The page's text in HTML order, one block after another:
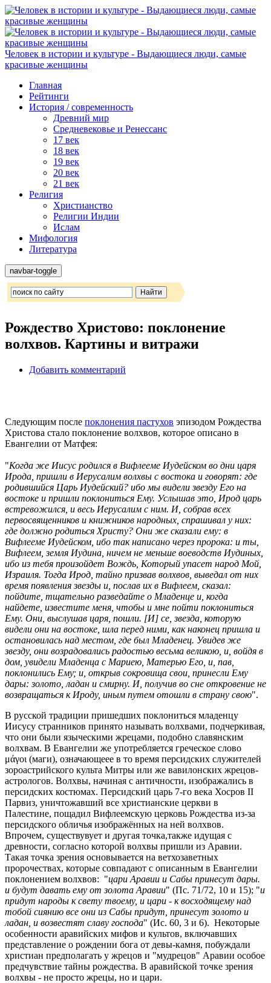
Человек в истории и культуре - Выдающиеся люди, самые
красивые женщины
Главная
Рейтинги
История / современность
Древний мир
Средневековье и Ренессанс
17 век
18 век
19 век
20 век
21 век
Религия
Христианство
Религии Индии
Ислам
Мифология
Литература
navbar-toggle
Рождество Христово: поклонение
волхвов. Картины и витражи
Добавить комментарий
Следующим после поклонения пастухов эпизодом Рождества
Христова стало поклонение волхвов, которое описано в
Евангелии от Матфея:
"Когда же Иисус родился в Вифлееме Иудейском во дни царя
Ирода, пришли в Иерусалим волхвы с востока и говорят: где
родившийся Царь Иудейский? ибо мы видели звезду Его на
востоке и пришли поклониться Ему. Услышав это, Ирод царь
встревожился, и весь Иерусалим с ним. И, собрав всех
первосвященников и книжников народных, спрашивал у них:
где должно родиться Христу? Они же сказали ему: в
Вифлееме Иудейском, ибо так написано через пророка: и ты,
Вифлеем, земля Иудина, ничем не меньше воеводств Иудиных,
ибо из тебя произойдет Вождь, Который упасет народ Мой,
Израиля. Тогда Ирод, тайно призвав волхвов, выведал от них
время появления звезды и, послав их в Вифлеем, сказал:
пойдите, тщательно разведайте о Младенце и, когда
найдете, известите меня, чтобы и мне пойти поклониться
Ему. Они, выслушав царя, пошли. [И] се, звезда, которую
видели они на востоке, шла перед ними, как наконец пришла и
остановилась над местом, где был Младенец. Увидев же
звезду, они возрадовались радостью весьма великою, и, войдя в
дом, увидели Младенца с Мариею, Матерью Его, и, пав,
поклонились Ему; и, открыв сокровища свои, принесли Ему
дары: золото, ладан и смирну. И, получив во сне откровение не
возвращаться к Ироду, иным путем отошли в страну свою".
В русской традиции пришедших поклониться младенцу
Иисусу странников принято называть волхвами, подчеркивая,
что они были языческими жрецами, подобно славянским
волхвам. В Евангелии же употребляется греческое слово
μάγοι (маги), означающеее в то время персидских служителей
зороастрийского культа Митры или же вавилонских жрецов-
астрологов. Волхвы, начиная с античности, изображались в
персидских костюмах. Персидский царь 7-го века Хосров II
Парвиз, уничтожавший все христианские церкви в
Палестине, пощадил Вифлеемскую церковь Рождества из-за
персидского обличья изображённых на ней волхвов.
Впрочем, существувует и другая точка,также идущая с
древности, согласно которой волхвы пришли из Аравии.
Такая точка зрения основывается на ветхозаветных
пророчествах, которые совпадают с описанным в Евангелии
поклонением волхвов: "цари Аравии и Сабы принесут дары.
и будут давать ему от золота Аравии" (Пс. 71/72, 10 и 15); "и
придут народы к свету твоему, и цари - к восходящему над
тобой сиянию все они из Сабы придут, принесут золото и
ладан, и возвестят славу господа" (Ис. 60, 3 и 6). Некоторые
особенности аравийских мифов и культов, включавших
представление о рождении бога от девы-камня, побуждали
христиан предполагать у жрецов и "мудрецов" Аравии особое
предчувствие тайны рождества. В аравийской точке зрения
волхвы - не просто жрецы, но и цари.